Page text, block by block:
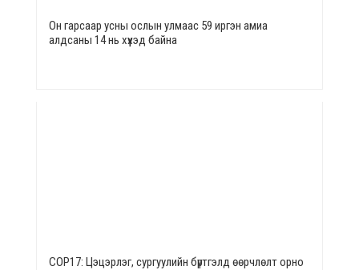
Он гарсаар усны ослын улмаас 59 иргэн амиа
алдсаны 14 нь хүүхэд байна
СОР17: Цэцэрлэг, сургуулийн бүртгэлд өөрчлөлт орно